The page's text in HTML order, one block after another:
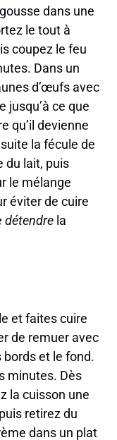
dans une
le tout à
coupez le feu
Dans un
d’œufs avec
jusqu’à ce que
qu’il devienne
la fécule de
du lait, puis
le mélange
éviter de cuire
détendre la
et faites cuire
de remuer avec
et le fond.
minutes. Dès
la cuisson une
retirez du
dans un plat